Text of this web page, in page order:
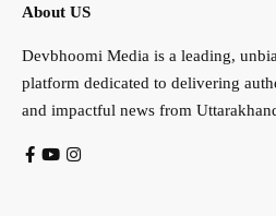
About US
Devbhoomi Media is a leading,
platform dedicated to delivering
and impactful news from